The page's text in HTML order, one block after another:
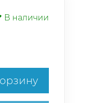
В наличии